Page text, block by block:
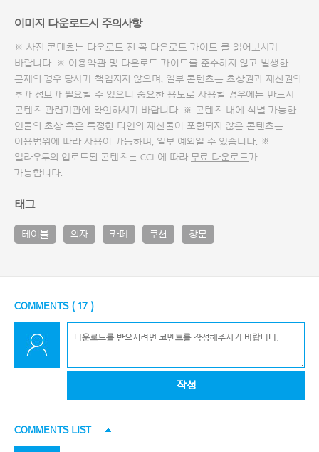
이미지 다운로드시 주의사항
※ 사진 콘텐츠는 다운로드 전 꼭 다운로드 가이드 를 읽어보시기
바랍니다. ※ 이용약관 및 다운로드 가이드를 준수하지 않고 발생한
문제의 경우 당사가 책임지지 않으며, 일부 콘텐츠는 초상권과 재산권의
추가 정보가 필요할 수 있으니 중요한 용도로 사용할 경우에는 반드시
콘텐츠 관련기관에 확인하시기 바랍니다. ※ 콘텐츠 내에 식별 가능한
인물의 초상 혹은 특정한 타인의 재산물이 포함되지 않은 콘텐츠는
이용범위에 따라 사용이 가능하며, 일부 예외일 수 있습니다. ※
얼라우투의 업로드된 콘텐츠는 CCL에 따라 무료 다운로드가
가능합니다.
태그
테이블 의자 카페 쿠션 창문
COMMENTS ( 17 )
작성
COMMENTS LIST